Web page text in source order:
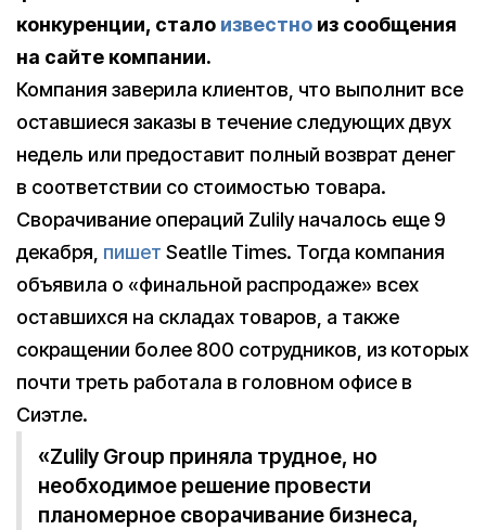
конкуренции, стало известно из сообщения
на сайте компании.
Компания заверила клиентов, что выполнит все
оставшиеся заказы в течение следующих двух
недель или предоставит полный возврат денег
в соответствии со стоимостью товара.
Сворачивание операций Zulily началось еще 9
декабря, пишет Seatlle Times. Тогда компания
объявила о «финальной распродаже» всех
оставшихся на складах товаров, а также
сокращении более 800 сотрудников, из которых
почти треть работала в головном офисе в
Сиэтле.
«Zulily Group приняла трудное, но
необходимое решение провести
планомерное сворачивание бизнеса,